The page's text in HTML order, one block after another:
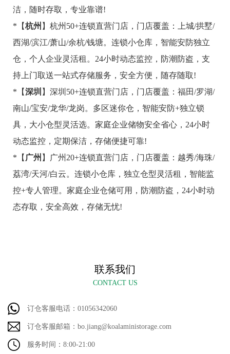
洁，随时存取，专业靠谱!
*【杭州 】杭州50+连锁直营门店，门店覆盖：上城/拱墅/
西湖/滨江/萧山/余杭/钱塘。连锁小仓库，智能安防独立
仓，个人企业灵活租。24小时动态监控，防潮防盗，支
持上门取送一站式存储服务，安全方便，随存随取!
*【深圳 】深圳50+连锁直营门店，门店覆盖：福田/罗湖/
南山/宝安/龙华/龙岗。多区迷你仓，智能安防+独立锁
具，大小仓型灵活选。家庭企业储物安全省心，24小时
动态监控，定期保洁，存储便捷可靠!
*【 广州 】广州20+连锁直营门店，门店覆盖：越秀/海珠/
荔湾/天河/白云。连锁小仓库，独立仓型灵活租，智能监
控+专人管理。家庭企业仓储可用，防潮防盗，24小时动
态存取，安全高效，存储无忧!
联系我们
CONTACT US
订仓客服电话：01056342060
订仓客服邮箱：bo.jiang@koalaministorage.com
服务时间：8:00-21:00